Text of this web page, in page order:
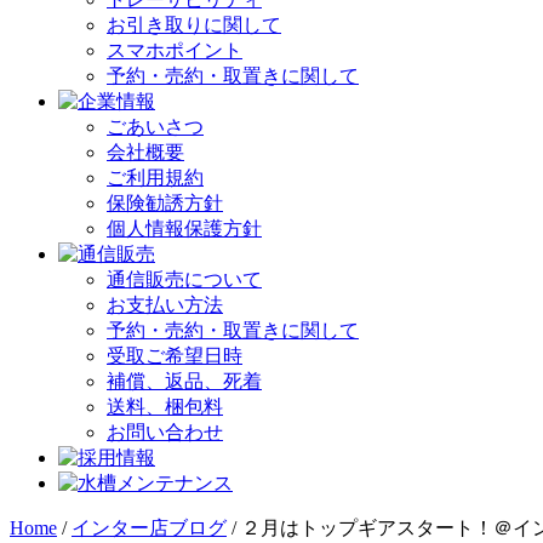
お引き取りに関して
スマホポイント
予約・売約・取置きに関して
ごあいさつ
会社概要
ご利用規約
保険勧誘方針
個人情報保護方針
通信販売について
お支払い方法
予約・売約・取置きに関して
受取ご希望日時
補償、返品、死着
送料、梱包料
お問い合わせ
Home / インター店ブログ / ２月はトップギアスタート！＠イ